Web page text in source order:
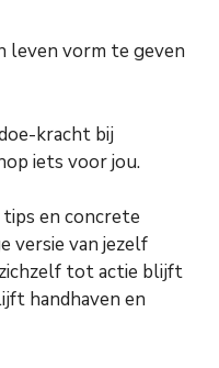
leven vorm te geven
kracht bij
iets voor jou.
tips en concrete
versie van jezelf
tot actie blijft
handhaven en